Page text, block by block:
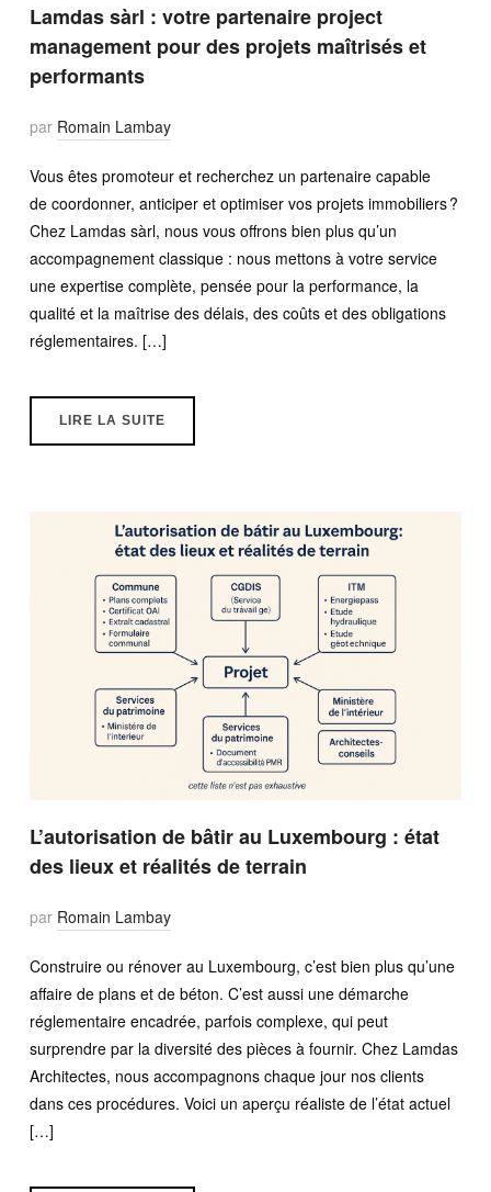
Lamdas sàrl : votre partenaire project
management pour des projets maîtrisés et
performants
par Romain Lambay
Vous êtes promoteur et recherchez un partenaire capable
de coordonner, anticiper et optimiser vos projets immobiliers ?
Chez Lamdas sàrl, nous vous offrons bien plus qu’un
accompagnement classique : nous mettons à votre service
une expertise complète, pensée pour la performance, la
qualité et la maîtrise des délais, des coûts et des obligations
réglementaires. […]
LIRE LA SUITE
L’autorisation de bâtir au Luxembourg : état
des lieux et réalités de terrain
par Romain Lambay
Construire ou rénover au Luxembourg, c’est bien plus qu’une
affaire de plans et de béton. C’est aussi une démarche
réglementaire encadrée, parfois complexe, qui peut
surprendre par la diversité des pièces à fournir. Chez Lamdas
Architectes, nous accompagnons chaque jour nos clients
dans ces procédures. Voici un aperçu réaliste de l’état actuel
[…]